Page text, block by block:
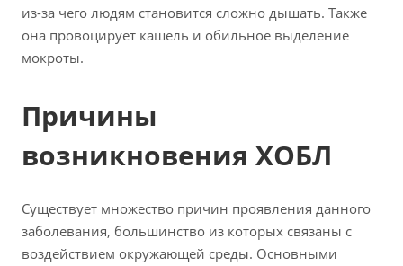
из-за чего людям становится сложно дышать. Также
она провоцирует кашель и обильное выделение
мокроты.
Причины
возникновения ХОБЛ
Существует множество причин проявления данного
заболевания, большинство из которых связаны с
воздействием окружающей среды. Основными